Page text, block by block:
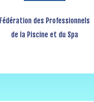
Fédération des Professionnels
de la Piscine et du Spa